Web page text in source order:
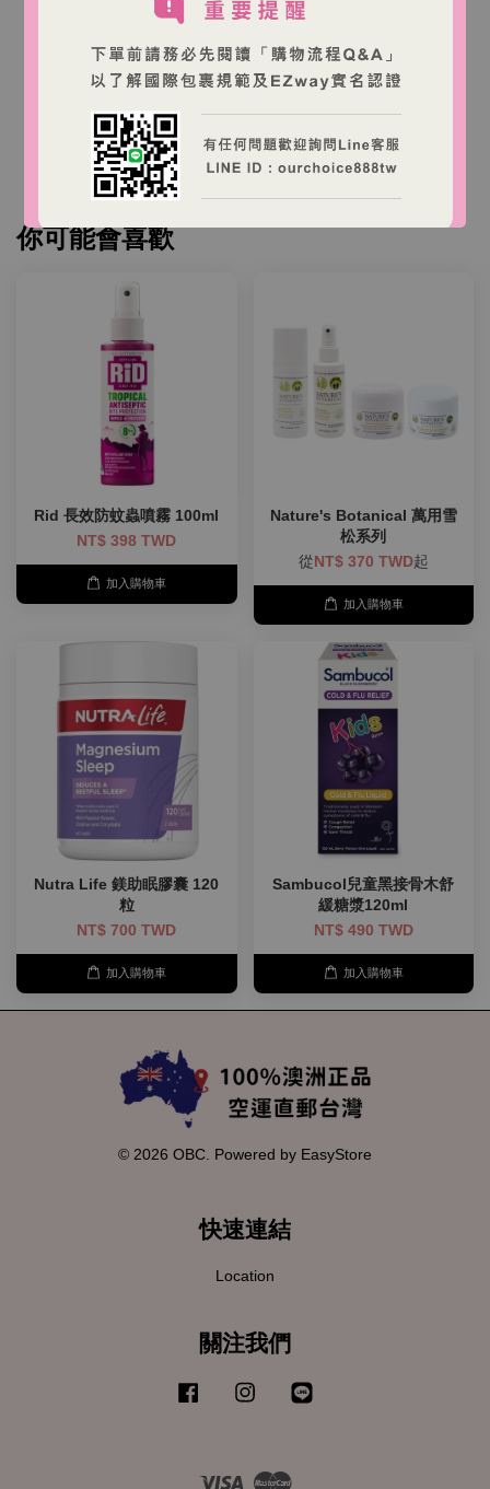
本店商品為澳洲商家營運之跨境購物網站，商品由澳
洲出貨。
台灣消費者下單後，收件人需依台灣海關規定完成
EZWAY 實名認證與進口申報。
你可能會喜歡
Rid 長效防蚊蟲噴霧 100ml
NT$ 398 TWD
加入購物車
Nature's Botanical 萬用雪
松系列
從NT$ 370 TWD起
加入購物車
Nutra Life 鎂助眠膠囊 120
粒
NT$ 700 TWD
加入購物車
Sambucol兒童黑接骨木舒
緩糖漿120ml
NT$ 490 TWD
加入購物車
© 2026 OBC. Powered by EasyStore
快速連結
Location
關注我們
Facebook Instagram
Visa Master